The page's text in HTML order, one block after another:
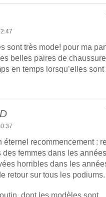
sont très mode! pour ma
belles paires de
en temps lorsqu’elles sont
éternel recommencement :
des femmes dans les
horribles dans les
retour sur tous les podiums.
dont les modèles sont